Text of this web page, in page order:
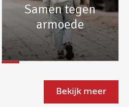
Samen tegen
armoede
Bekijk meer